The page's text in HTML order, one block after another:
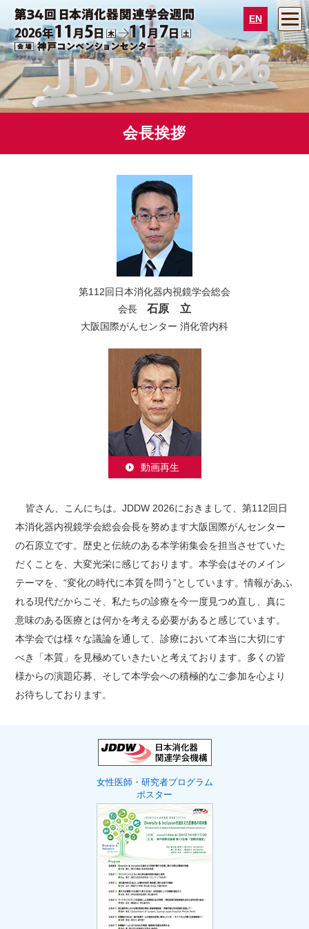
EN
会長挨拶
第112回日本消化器内視鏡学会総会
会長 石原 立
大阪国際がんセンター 消化管内科
動画再生
皆さん、こんにちは。JDDW 2026におきまして、第112回日
本消化器内視鏡学会総会会長を努めます大阪国際がんセンター
の石原立です。歴史と伝統のある本学術集会を担当させていた
だくことを、大変光栄に感じております。本学会はそのメイン
テーマを、“変化の時代に本質を問う”としています。情報があふ
れる現代だからこそ、私たちの診療を今一度見つめ直し、真に
意味のある医療とは何かを考える必要があると感じています。
本学会では様々な議論を通して、診療において本当に大切にす
べき「本質」を見極めていきたいと考えております。多くの皆
様からの演題応募、そして本学会への積極的なご参加を心より
お待ちしております。
女性医師・研究者プログラム
ポスター